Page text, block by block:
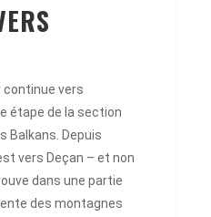
continue vers
étape de la section
Balkans. Depuis
vers Deçan – et non
dans une partie
des montagnes